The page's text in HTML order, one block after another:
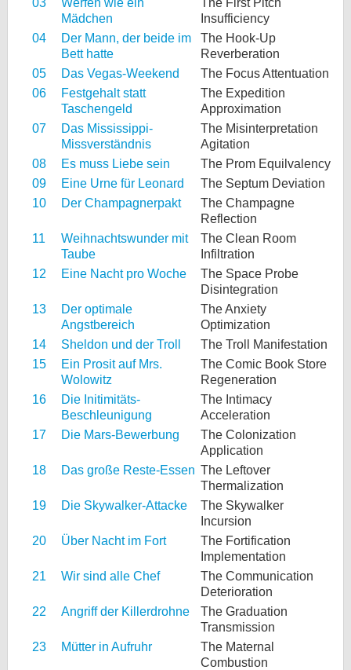
03
Werfen wie ein
Mädchen
The First Pitch
Insufficiency
04
Der Mann, der beide im
Bett hatte
The Hook-Up
Reverberation
05
Das Vegas-Weekend
The Focus Attentuation
06
Festgehalt statt
Taschengeld
The Expedition
Approximation
07
Das Mississippi-
Missverständnis
The Misinterpretation
Agitation
08
Es muss Liebe sein
The Prom Equilvalency
09
Eine Urne für Leonard
The Septum Deviation
10
Der Champagnerpakt
The Champagne
Reflection
11
Weihnachtswunder mit
Taube
The Clean Room
Infiltration
12
Eine Nacht pro Woche
The Space Probe
Disintegration
13
Der optimale
Angstbereich
The Anxiety
Optimization
14
Sheldon und der Troll
The Troll Manifestation
15
Ein Prosit auf Mrs.
Wolowitz
The Comic Book Store
Regeneration
16
Die Initimitäts-
Beschleunigung
The Intimacy
Acceleration
17
Die Mars-Bewerbung
The Colonization
Application
18
Das große Reste-Essen The Leftover
Thermalization
19
Die Skywalker-Attacke
The Skywalker
Incursion
20
Über Nacht im Fort
The Fortification
Implementation
21
Wir sind alle Chef
The Communication
Deterioration
22
Angriff der Killerdrohne
The Graduation
Transmission
23
Mütter in Aufruhr
The Maternal
Combustion